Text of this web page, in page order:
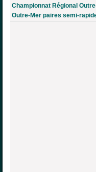
Championnat Régional
Outre-Mer paires semi-